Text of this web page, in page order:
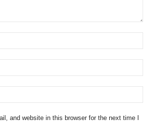
and website in this browser for the next time I